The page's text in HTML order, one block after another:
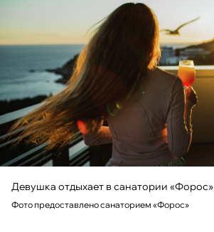
Девушка отдыхает в санатории «Форос»
Фото предоставлено санаторием «Форос»